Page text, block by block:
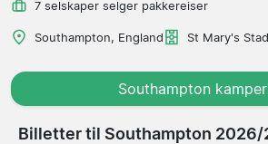
7 selskaper selger pakkereiser
Southampton, England St Mary's
Southampton kamper
Billetter til Southampton 2026/